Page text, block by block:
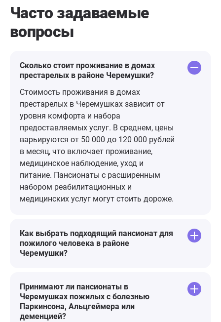
о них, кaк о своих родных!
Отличное питание, домашнее,
нашей бабушке очень нравится, но
хочу и подметить, что пансионат
праздников, конкурсов, очень
здорово! Всегда огромное
желание, уезжая на море или по
работе, привезти и доверить
этому месту своих самых близких!
Часто задаваемые
вопросы
Сколько стоит проживание в домах
престарелых в районе Черемушки?
Стоимость проживания в домах
престарелых в Черемушках зависит от
уровня комфорта и набора
предоставляемых услуг. В среднем, цены
варьируются от 50 000 до 120 000 рублей
в месяц, что включает проживание,
медицинское наблюдение, уход и
питание. Пансионаты с расширенным
набором реабилитационных и
медицинских услуг могут стоить дороже.
Как выбрать подходящий пансионат для
пожилого человека в районе
Черемушки?
Принимают ли пансионаты в
Черемушках пожилых с болезнью
Паркинсона, Альцгеймера или
деменцией?